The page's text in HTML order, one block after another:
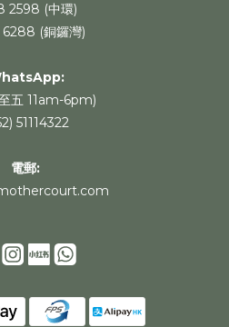
2598 (中環)
(銅鑼灣)
:
五 11am-6pm)
51114322
電郵: